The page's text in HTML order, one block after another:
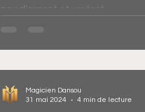
peu d’argent et veulent...
Magicien Dansou
31 mai 2024
4 min de lecture